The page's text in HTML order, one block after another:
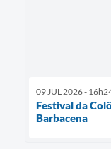
09 JUL 2026 -
Festival da
Barbacena